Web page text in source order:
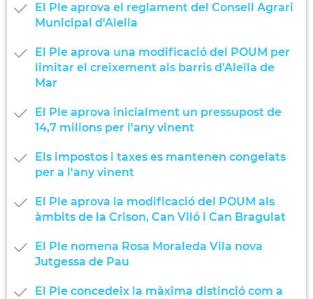
El Ple aprova el reglament del Consell Agrari
Municipal d'Alella
El Ple aprova una modificació del POUM per
limitar el creixement als barris d'Alella de
Mar
El Ple aprova inicialment un pressupost de
14,7 milions per l'any vinent
Els impostos i taxes es mantenen congelats
per a l'any vinent
El Ple aprova la modificació del POUM als
àmbits de la Crison, Can Viló i Can Bragulat
El Ple nomena Rosa Moraleda Vila nova
Jutgessa de Pau
El Ple concedeix la màxima distinció com a